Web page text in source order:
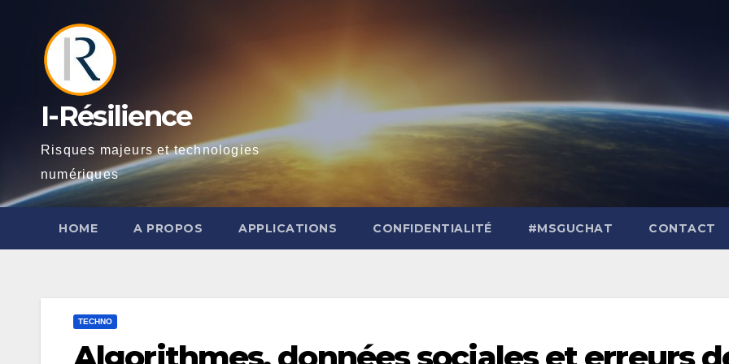
I-Résilience
Risques majeurs et technologies
numériques
HOME A PROPOS APPLICATIONS CONFIDENTIALITÉ #MSGUCHAT CONTACT
TECHNO